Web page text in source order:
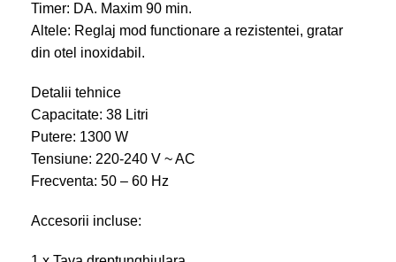
Timer: DA. Maxim 90 min.
Altele: Reglaj mod functionare a rezistentei, gratar
din otel inoxidabil.
Detalii tehnice
Capacitate: 38 Litri
Putere: 1300 W
Tensiune: 220-240 V ~ AC
Frecventa: 50 – 60 Hz
Accesorii incluse: